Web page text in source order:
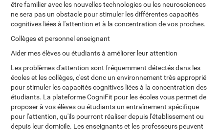
être familier avec les nouvelles technologies ou les neurosciences
ne sera pas un obstacle pour stimuler les différentes capacités
cognitives liées à l'attention et à la concentration de vos proches.
Collèges et personnel enseignant
Aider mes élèves ou étudiants à améliorer leur attention
Les problèmes d'attention sont fréquemment détectés dans les
écoles et les collèges, c'est donc un environnement très approprié
pour stimuler les capacités cognitives liées à la concentration des
étudiants. La plateforme CogniFit pour les écoles vous permet de
proposer à vos élèves ou étudiants un entraînement spécifique
pour l'attention, qu'ils pourront réaliser depuis l'établissement ou
depuis leur domicile. Les enseignants et les professeurs peuvent